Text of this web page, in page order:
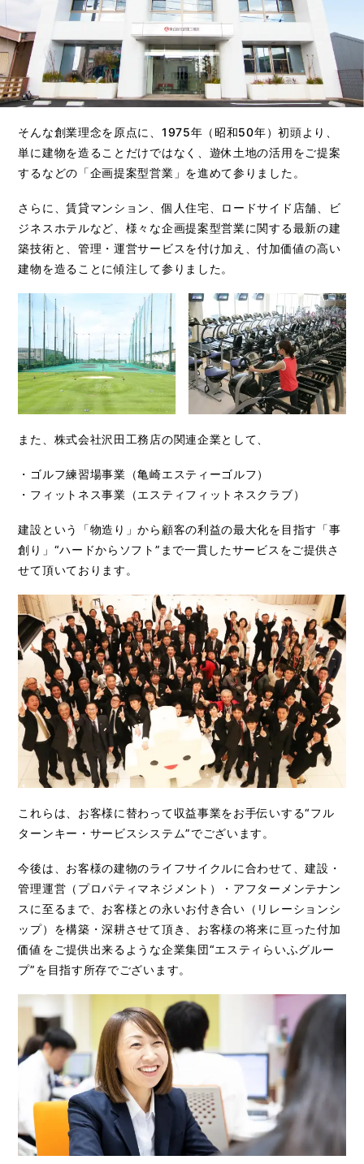
そんな創業理念を原点に、1975年（昭和50年）初頭より、
単に建物を造ることだけではなく、遊休土地の活用をご提案
するなどの「企画提案型営業」を進めて参りました。
さらに、賃貸マンション、個人住宅、ロードサイド店舗、ビ
ジネスホテルなど、様々な企画提案型営業に関する最新の建
築技術と、管理・運営サービスを付け加え、付加価値の高い
建物を造ることに傾注して参りました。
また、株式会社沢田工務店の関連企業として、
・ゴルフ練習場事業（亀崎エスティーゴルフ）
・フィットネス事業（エスティフィットネスクラブ）
建設という「物造り」から顧客の利益の最大化を目指す「事
創り」 “ハードからソフト”まで一貫したサービスをご提供さ
せて頂いております。
これらは、お客様に替わって収益事業をお手伝いする“フル
ターンキー・サービスシステム”でございます。
今後は、お客様の建物のライフサイクルに合わせて、建設・
管理運営（プロパティマネジメント）・アフターメンテナン
スに至るまで、お客様との永いお付き合い（リレーションシ
ップ）を構築・深耕させて頂き、お客様の将来に亘った付加
価値をご提供出来るような企業集団“エスティらいふグルー
プ”を目指す所存でございます。